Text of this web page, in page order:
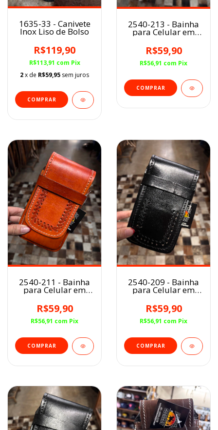
1635-33 - Canivete
Inox Liso de Bolso
R$119,90
R$113,91 com Pix
2x de R$59,95 sem juros
2540-213 - Bainha
para Celular em
R$59,90
R$56,91 com Pix
2540-211 - Bainha
para Celular em
R$59,90
R$56,91 com Pix
2540-209 - Bainha
para Celular em
R$59,90
R$56,91 com Pix